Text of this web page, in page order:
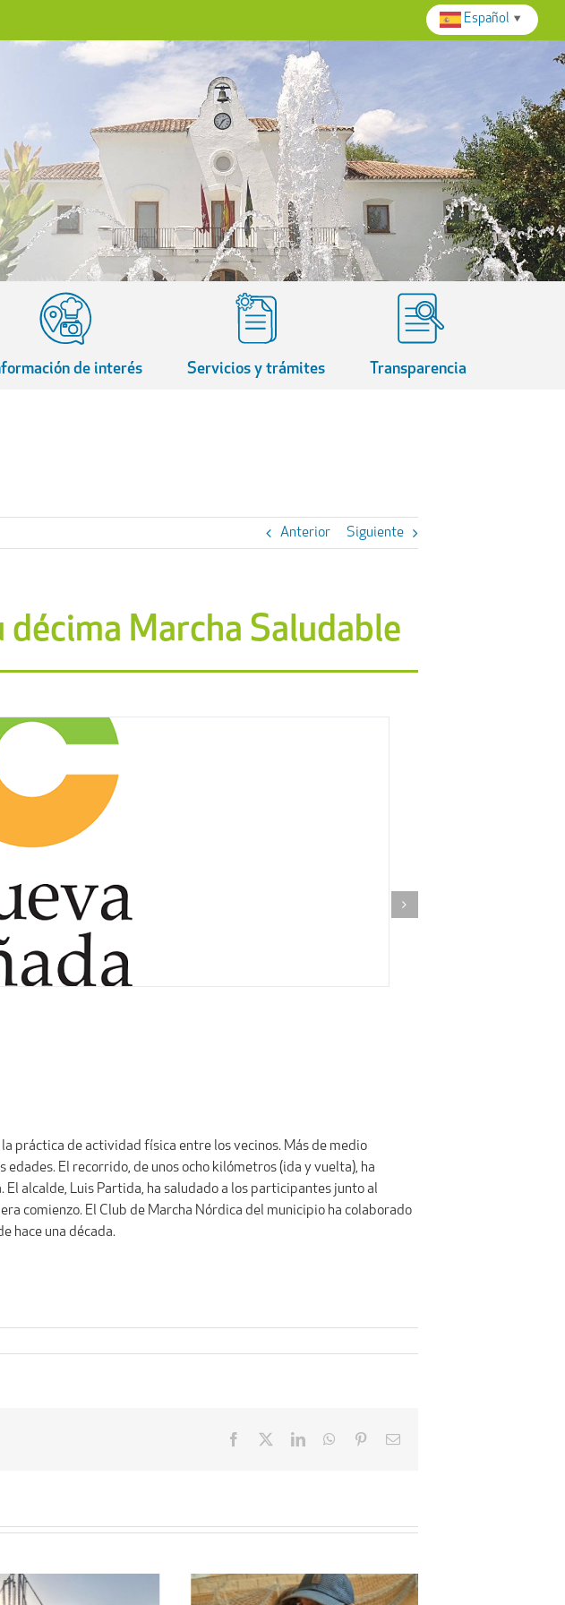
de interés Servicios y trámites Transparencia
Anterior Siguiente
décima Marcha Saludable
práctica de actividad física entre los vecinos. Más de medio
El recorrido, de unos ocho kilómetros (ida y vuelta), ha
alcalde, Luis Partida, ha saludado a los participantes junto al
comienzo. El Club de Marcha Nórdica del municipio ha colaborado
hace una década.
Facebook LinkedInWhatsApp
PinterestEmail
Español ▼